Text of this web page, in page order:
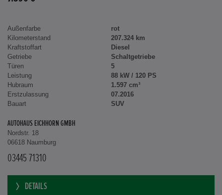
Außenfarbe
rot
Kilometerstand
207.324 km
Kraftstoffart
Diesel
Getriebe
Schaltgetriebe
Türen
5
Leistung
88 kW / 120 PS
Hubraum
1.597 cm³
Erstzulassung
07.2016
Bauart
SUV
AUTOHAUS EICHHORN GMBH
Nordstr. 18
06618 Naumburg
03445 71310
DETAILS